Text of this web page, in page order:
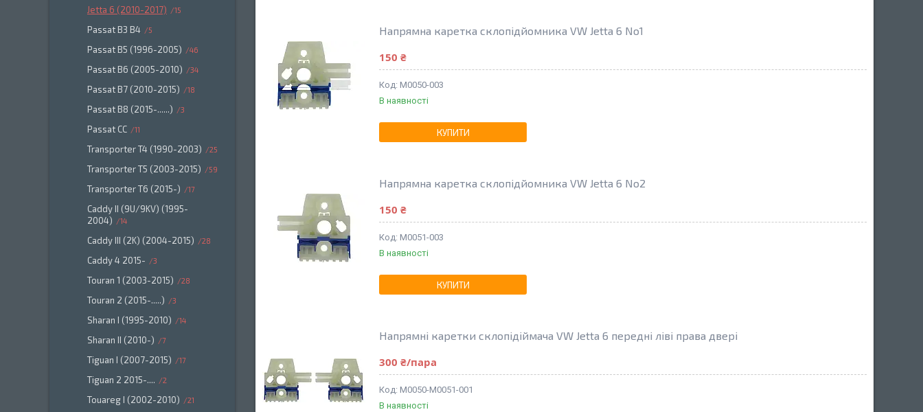
Напрямна каретка склопідйомника VW Jetta 6 No1
150 ₴
M0050-003
В наявності
КУПИТИ
Напрямна каретка склопідйомника VW Jetta 6 No2
150 ₴
M0051-003
В наявності
КУПИТИ
Напрямні каретки склопідіймача VW Jetta 6 передні ліві права двері
300 ₴/пара
M0050-M0051-001
В наявності
Jetta 6 (2010-2017) 15
Passat B3 B4 5
Passat B5 (1996-2005) 46
Passat B6 (2005-2010) 34
Passat B7 (2010-2015) 18
Passat B8 (2015-......) 3
Passat CC 11
Transporter T4 (1990-2003) 25
Transporter T5 (2003-2015) 59
Transporter T6 (2015-) 17
Caddy II (9U/9KV) (1995-
2004)
14
Caddy III (2K) (2004-2015) 28
Caddy 4 2015- 3
Touran 1 (2003-2015) 28
Touran 2 (2015-.....) 3
Sharan I (1995-2010) 14
Sharan II (2010-) 7
Tiguan I (2007-2015) 17
Tiguan 2 2015-.... 2
Touareg I (2002-2010) 21